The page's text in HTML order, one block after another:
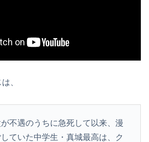
、
不遇のうちに急死して以来、漫
ていた中学生・真城最高は、ク